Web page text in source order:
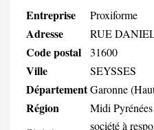
Entreprise Proxiforme
Adresse RUE
Code postal 31600
Ville SEYSSES
DépartementGaronne
Région Midi Pyrénées
société à